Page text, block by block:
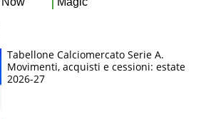
Tabellone Calciomercato Serie A.
Movimenti, acquisti e cessioni: estate
2026-27